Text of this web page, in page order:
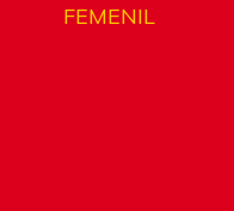
FEMENIL